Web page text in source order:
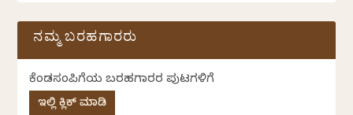
ನಮ್ಮ ಬರಹಗಾರರು
ಕೆಂಡಸಂಪಿಗೆಯ ಬರಹಗಾರರ ಪುಟಗಳಿಗೆ
ಇಲ್ಲಿ ಕ್ಲಿಕ್ ಮಾಡಿ